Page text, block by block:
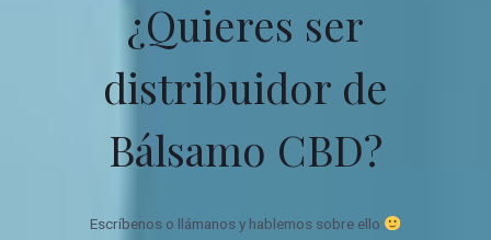
¿Quieres ser
distribuidor de
Bálsamo CBD?
Escríbenos o llámanos y hablemos sobre ello